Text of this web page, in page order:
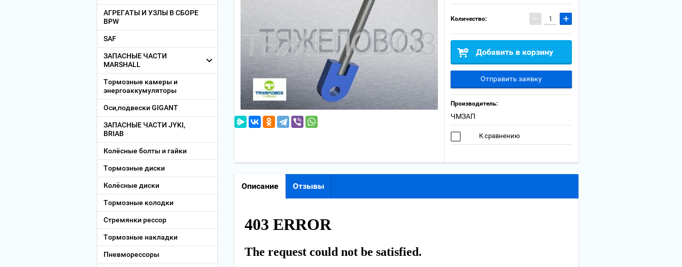
Количество: − +
Добавить в корзину
Отправить заявку
Производитель:
ЧМЗАП
К сравнению
Описание Отзывы
АГРЕГАТЫ И УЗЛЫ В СБОРЕ
BPW
SAF
ЗАПАСНЫЕ ЧАСТИ
MARSHALL
Тормозные камеры и
энергоаккумуляторы
Оси,подвески GIGANT
ЗАПАСНЫЕ ЧАСТИ JYKI,
BRIAB
Колёсные болты и гайки
Тормозные диски
Колёсные диски
Тормозные колодки
Стремянки рессор
Тормозные накладки
Пневморессоры